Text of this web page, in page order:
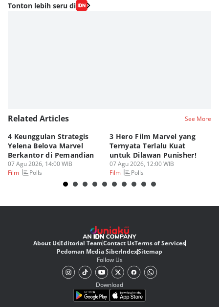
Tonton lebih seru di
Related Articles See More
4 Keunggulan Strategis
Yelena Belova Marvel
Berkantor di Pemandian
07 Agu 2026, 14:00 WIB
Film
Polls
3 Hero Film Marvel yang
Ternyata Terlalu Kuat
untuk Dilawan Punisher!
07 Agu 2026, 12:00 WIB
Film
Polls
About UsEditorial TeamContact UsTerms of Services
Pedoman Media SiberIndexSitemap
Follow Us
Download